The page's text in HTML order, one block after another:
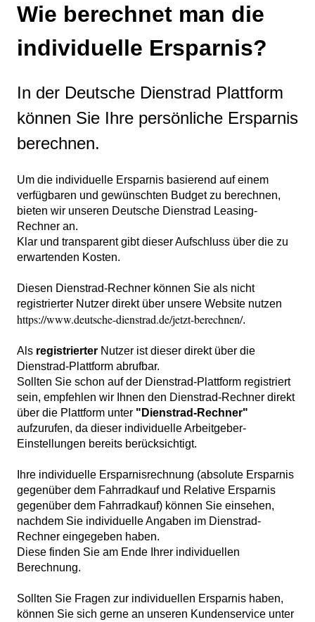
Wie berechnet man die
individuelle Ersparnis?
In der Deutsche Dienstrad Plattform
können Sie Ihre persönliche Ersparnis
berechnen.
Um die individuelle Ersparnis basierend auf einem
verfügbaren und gewünschten Budget zu berechnen,
bieten wir unseren Deutsche Dienstrad Leasing-
Rechner an.
Klar und transparent gibt dieser Aufschluss über die zu
erwartenden Kosten.
Diesen Dienstrad-Rechner können Sie als nicht
registrierter Nutzer direkt über unsere Website nutzen
https://www.deutsche-dienstrad.de/jetzt-berechnen/.
Als registrierter Nutzer ist dieser direkt über die
Dienstrad-Plattform abrufbar.
Sollten Sie schon auf der Dienstrad-Plattform registriert
sein, empfehlen wir Ihnen den Dienstrad-Rechner direkt
über die Plattform unter "Dienstrad-Rechner"
aufzurufen, da dieser individuelle Arbeitgeber-
Einstellungen bereits berücksichtigt.
Ihre individuelle Ersparnisrechnung (absolute Ersparnis
gegenüber dem Fahrradkauf und Relative Ersparnis
gegenüber dem Fahrradkauf) können Sie einsehen,
nachdem Sie individuelle Angaben im Dienstrad-
Rechner eingegeben haben.
Diese finden Sie am Ende Ihrer individuellen
Berechnung.
Sollten Sie Fragen zur individuellen Ersparnis haben,
können Sie sich gerne an unseren Kundenservice unter